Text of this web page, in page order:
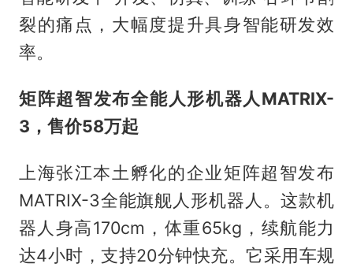
裂的痛点，大幅度提升具身智能研发效
率。
矩阵超智发布全能人形机器人MATRIX-
3，售价58万起
上海张江本土孵化的企业矩阵超智发布
MATRIX-3全能旗舰人形机器人。这款机
器人身高170cm，体重65kg，续航能力
达4小时，支持20分钟快充。它采用车规